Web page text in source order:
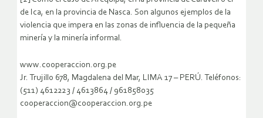
de Ica, en la provincia de Nasca. Son algunos ejemplos de la
violencia que impera en las zonas de influencia de la pequeña
minería y la minería informal.
www.cooperaccion.org.pe
Jr. Trujillo 678, Magdalena del Mar, LIMA 17 – PERÚ. Teléfonos:
(511) 4612223 / 4613864 / 961858035
cooperaccion@cooperaccion.org.pe